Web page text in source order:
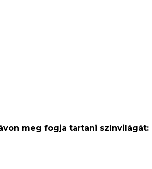
meg fogja tartani színvilágát: